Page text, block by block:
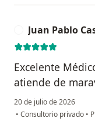
Juan Pablo
Excelente
atiende de
20 de julio de 2026
• Consultorio privado •